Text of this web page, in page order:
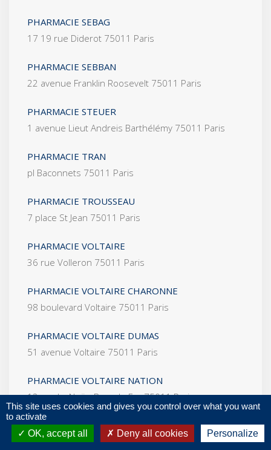
PHARMACIE SEBAG
17 19 rue Diderot 75011 Paris
PHARMACIE SEBBAN
22 avenue Franklin Roosevelt 75011 Paris
PHARMACIE STEUER
1 avenue Lieut Andreis Barthélémy 75011 Paris
PHARMACIE TRAN
pl Baconnets 75011 Paris
PHARMACIE TROUSSEAU
7 place St Jean 75011 Paris
PHARMACIE VOLTAIRE
36 rue Volleron 75011 Paris
PHARMACIE VOLTAIRE CHARONNE
98 boulevard Voltaire 75011 Paris
PHARMACIE VOLTAIRE DUMAS
51 avenue Voltaire 75011 Paris
PHARMACIE VOLTAIRE NATION
12 rue La Noüe Bras de Fer 75011 Paris
SAADA DAVID
18 chem Courses 75011 Paris
This site uses cookies and gives you control over what you want
to activate
OK, accept all
Deny all cookies Personalize